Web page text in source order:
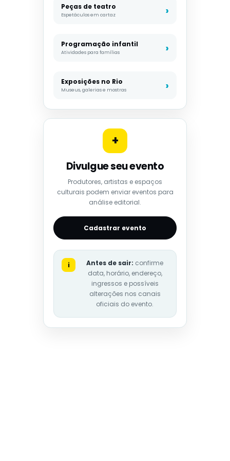
Peças de teatro
Espetáculos em cartaz
Programação infantil
Atividades para famílias
Exposições no Rio
Museus, galerias e mostras
+
Divulgue seu evento
Produtores, artistas e espaços
culturais podem enviar eventos para
análise editorial.
Cadastrar evento
i Antes de sair: confirme
data, horário, endereço,
ingressos e possíveis
alterações nos canais
oficiais do evento.